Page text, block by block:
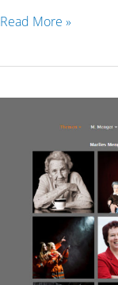
Read More »